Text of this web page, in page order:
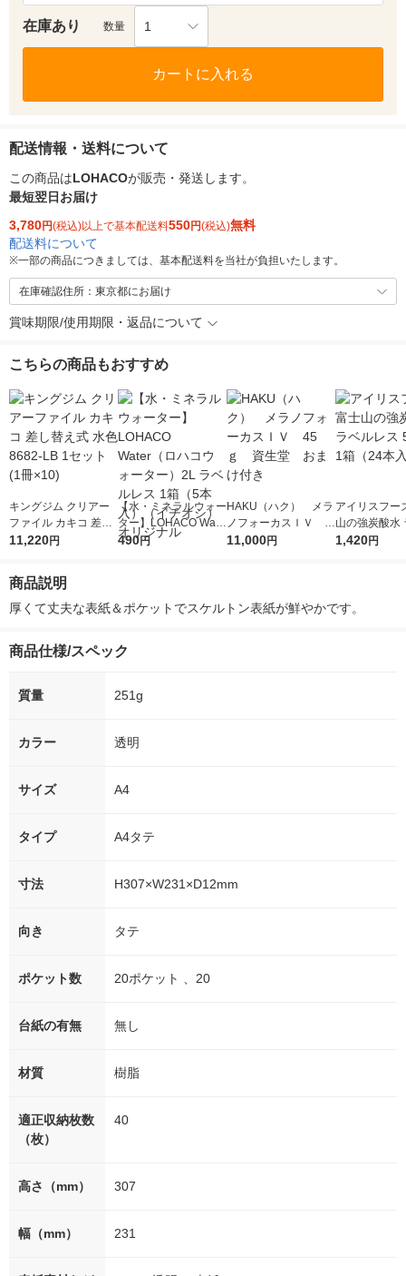
在庫あり 数量 1
カートに入れる
配送情報・送料について
この商品はLOHACOが販売・発送します。
最短翌日お届け
3,780円(税込)以上で基本配送料550円(税込)無料
配送料について
※一部の商品につきましては、基本配送料を当社が負担いたします。
在庫確認住所：東京都にお届け
賞味期限/使用期限・返品について
こちらの商品もおすすめ
キングジム クリアー
ファイル カキコ 差し
替え式 水色 8682-LB
11,220円
【水・ミネラルウォー
ター】LOHACO Wate
r（ロハコウォータ
490円
HAKU（ハク） メラ
ノフォーカスＩＶ 4
5ｇ 資生堂 おまけ
11,000円
アイリスフー
山の強炭酸水
レス 500ml 1
1,420円
商品説明
厚くて丈夫な表紙＆ポケットでスケルトン表紙が鮮やかです。
商品仕様/スペック
質量 251g
カラー 透明
サイズ A4
タイプ A4タテ
寸法 H307×W231×D12mm
向き タテ
ポケット数 20ポケット 、20
台紙の有無 無し
材質 樹脂
適正収納枚数
（枚）
40
高さ（mm） 307
幅（mm） 231